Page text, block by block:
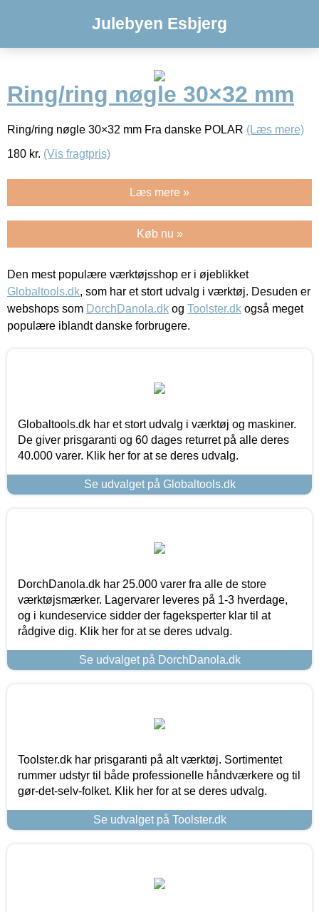
Julebyen Esbjerg
Ring/ring nøgle 30×32 mm
Ring/ring nøgle 30×32 mm Fra danske POLAR (Læs mere)
180 kr. (Vis fragtpris)
Læs mere »
Køb nu »
Den mest populære værktøjsshop er i øjeblikket
Globaltools.dk, som har et stort udvalg i værktøj. Desuden er
webshops som DorchDanola.dk og Toolster.dk også meget
populære iblandt danske forbrugere.
Globaltools.dk har et stort udvalg i værktøj og maskiner.
De giver prisgaranti og 60 dages returret på alle deres
40.000 varer. Klik her for at se deres udvalg.
Se udvalget på Globaltools.dk
DorchDanola.dk har 25.000 varer fra alle de store
værktøjsmærker. Lagervarer leveres på 1-3 hverdage,
og i kundeservice sidder der fageksperter klar til at
rådgive dig. Klik her for at se deres udvalg.
Se udvalget på DorchDanola.dk
Toolster.dk har prisgaranti på alt værktøj. Sortimentet
rummer udstyr til både professionelle håndværkere og til
gør-det-selv-folket. Klik her for at se deres udvalg.
Se udvalget på Toolster.dk